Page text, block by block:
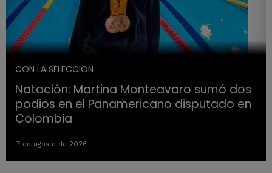
CON LA SELECCION
Natación: Martina Monteavaro sumó dos
podios en el Panamericano disputado en
Colombia
7 de agosto de 2026